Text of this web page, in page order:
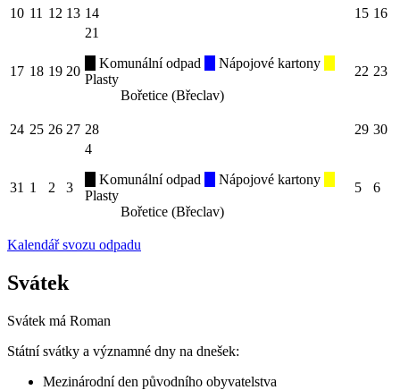
10 11 12 13 14 15 16
17 18 19 20
21
Komunální odpad
Nápojové kartony
Plasty
Bořetice (Břeclav)
22 23
24 25 26 27 28 29 30
31 1 2 3
4
Komunální odpad
Nápojové kartony
Plasty
Bořetice (Břeclav)
5 6
Kalendář svozu odpadu
Svátek
Svátek má Roman
Státní svátky a významné dny na dnešek:
Mezinárodní den původního obyvatelstva